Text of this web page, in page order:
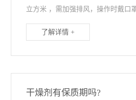
立方米 ，需加强排风，操作时戴口
了解详情 +
干燥剂有保质期吗?